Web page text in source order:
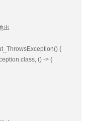
出
{
() -> {